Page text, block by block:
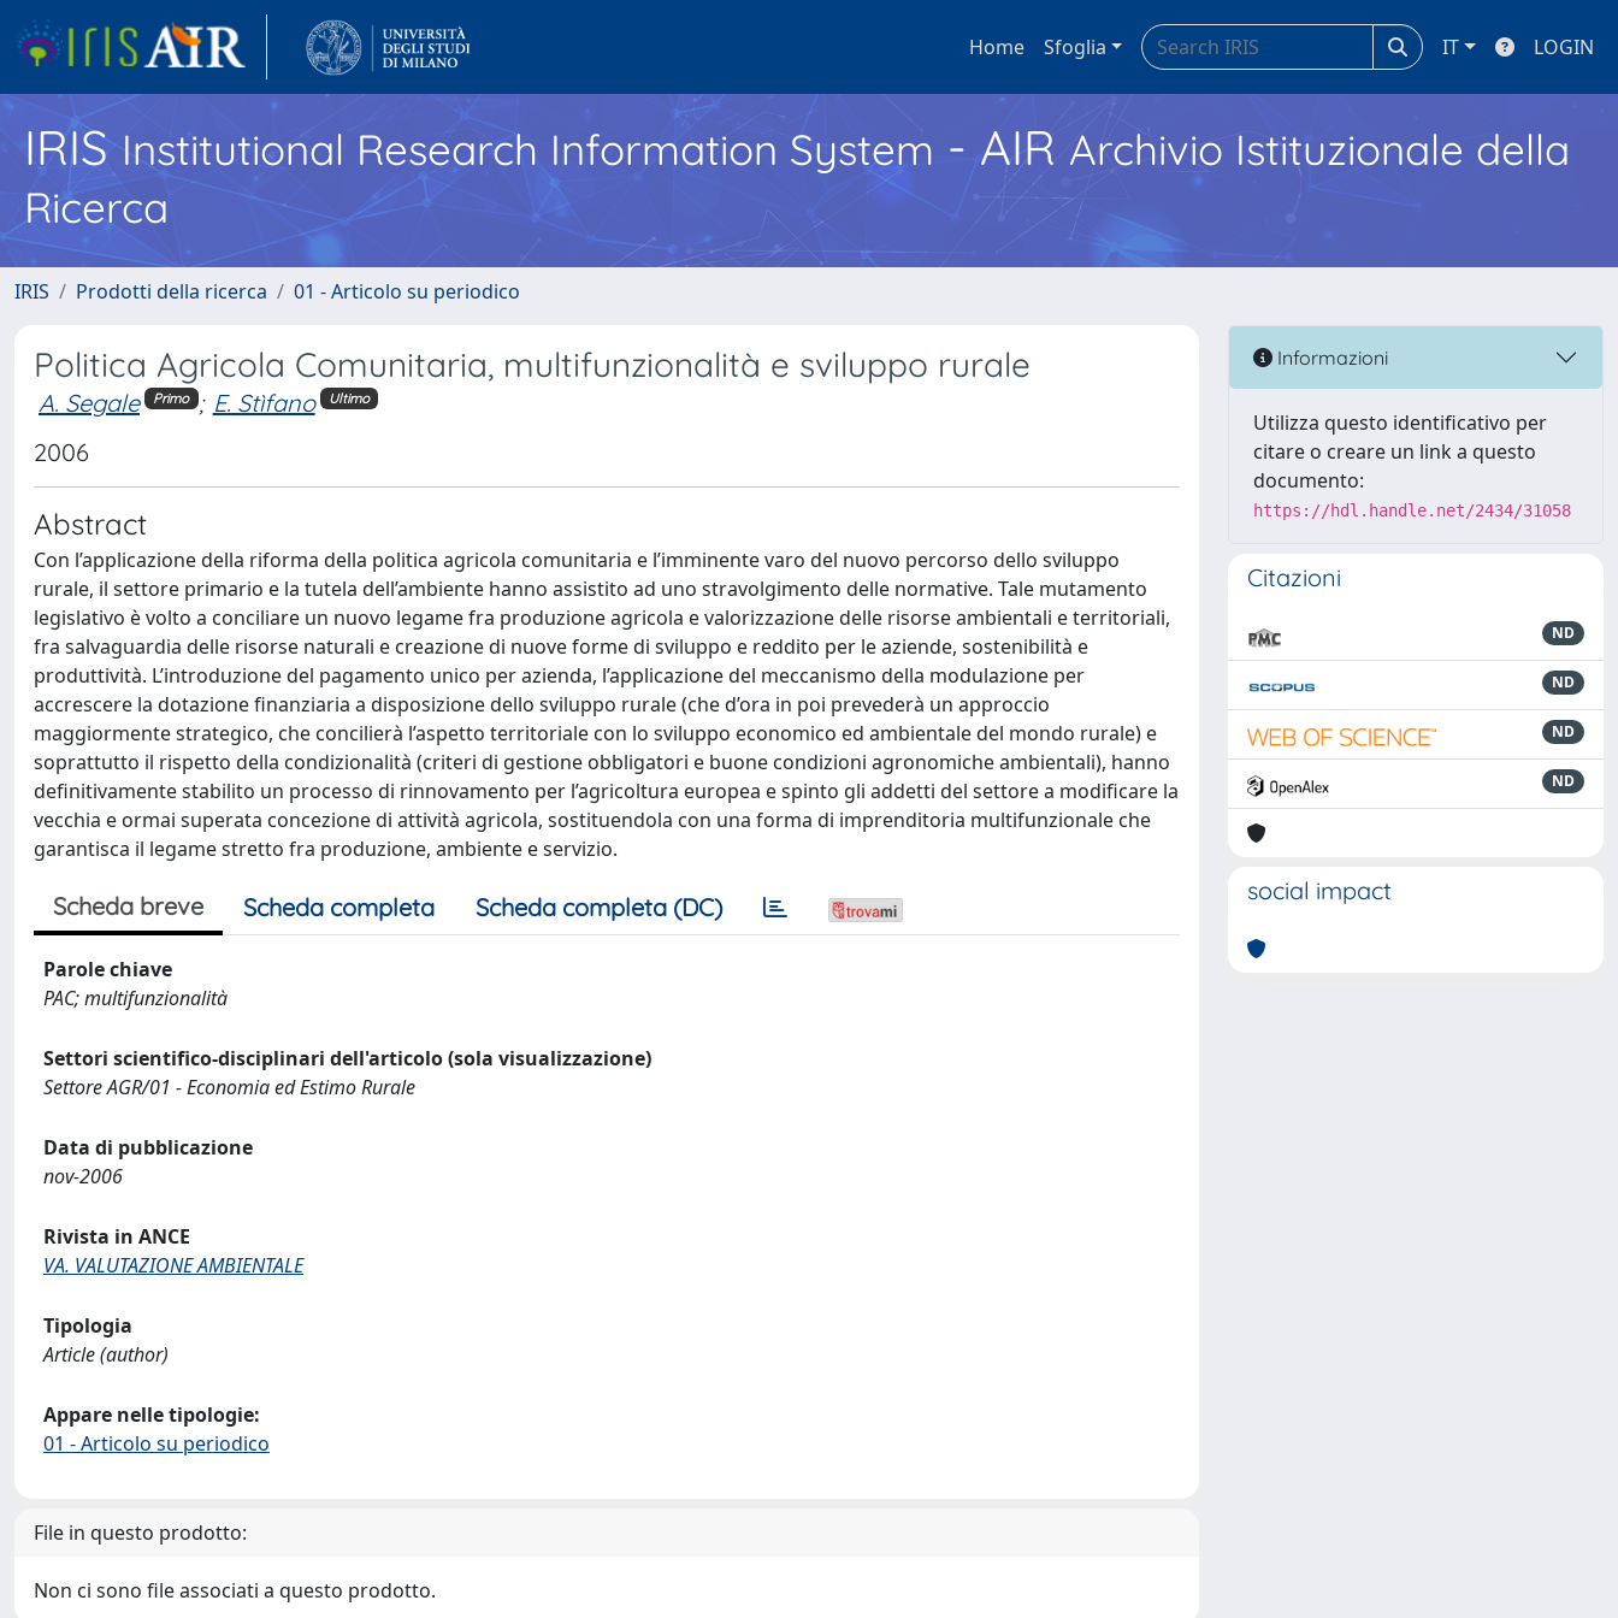
Home Sfoglia IT LOGIN
IRISInstitutional Research Information System - AIR Archivio Istituzionale della
Ricerca
IRIS Prodotti della ricerca 01 - Articolo su periodico
Politica Agricola Comunitaria, multifunzionalità e sviluppo rurale
A. Segale Primo ; E. Stìfano Ultimo
2006
Abstract
Con l’applicazione della riforma della politica agricola comunitaria e l’imminente varo del nuovo percorso dello sviluppo
rurale, il settore primario e la tutela dell’ambiente hanno assistito ad uno stravolgimento delle normative. Tale mutamento
legislativo è volto a conciliare un nuovo legame fra produzione agricola e valorizzazione delle risorse ambientali e territoriali,
fra salvaguardia delle risorse naturali e creazione di nuove forme di sviluppo e reddito per le aziende, sostenibilità e
produttività. L’introduzione del pagamento unico per azienda, l’applicazione del meccanismo della modulazione per
accrescere la dotazione finanziaria a disposizione dello sviluppo rurale (che d’ora in poi prevederà un approccio
maggiormente strategico, che concilierà l’aspetto territoriale con lo sviluppo economico ed ambientale del mondo rurale) e
soprattutto il rispetto della condizionalità (criteri di gestione obbligatori e buone condizioni agronomiche ambientali), hanno
definitivamente stabilito un processo di rinnovamento per l’agricoltura europea e spinto gli addetti del settore a modificare la
vecchia e ormai superata concezione di attività agricola, sostituendola con una forma di imprenditoria multifunzionale che
garantisca il legame stretto fra produzione, ambiente e servizio.
Scheda breve Scheda completa Scheda completa (DC)
Parole chiave
PAC; multifunzionalità
Settori scientifico-disciplinari dell'articolo (sola visualizzazione)
Settore AGR/01 - Economia ed Estimo Rurale
Data di pubblicazione
nov-2006
Rivista in ANCE
VA. VALUTAZIONE AMBIENTALE
Tipologia
Article (author)
Appare nelle tipologie:
01 - Articolo su periodico
File in questo prodotto:
Non ci sono file associati a questo prodotto.
Informazioni
Utilizza questo identificativo per
citare o creare un link a questo
documento:
https://hdl.handle.net/2434/31058
Citazioni
ND
ND
ND
ND
social impact